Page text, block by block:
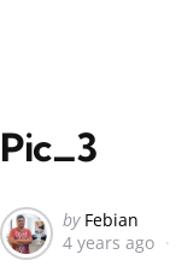
Pic_3
Posted
by
by Febian
4 years ago